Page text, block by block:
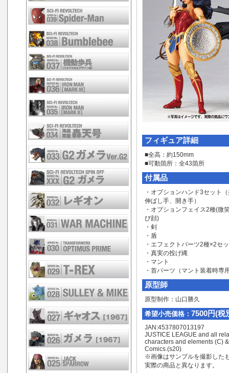
フィギュア詳細
■全高：約150mm
■可動箇所：全43箇所
付属品
・オプションハンド3セット
伸ばし手、開き手）
・オプションフェイス2種(微
び顔)
・剣
・盾
・エフェクトパーツ2種×2セ
・真実の投げ縄
・マント
・首パーツ（マント装着時専
原型師
原型制作：山口勝久
希望小売価格： 7500円(税
JAN:4537807013197
JUSTICE LEAGUE and all
characters and elements (C)
Comics.(s20)
※画像はサンプルを撮影した
実際の商品と異なります。